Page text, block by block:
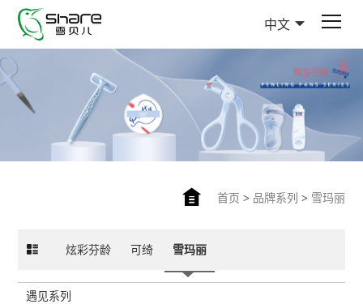
中文
首页 > 品牌系列 > 雪玛丽
炫彩芬龄 可绮 雪玛丽
遇见系列